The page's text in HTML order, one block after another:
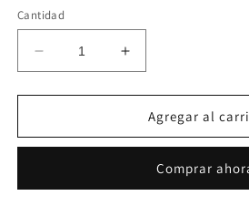
Cantidad
Reducir
cantidad
para
HAMILTON
TAZAS
Aumentar
cantidad
para
CAFETERA
HAMILTON
TAZAS
Agregar al
Comprar